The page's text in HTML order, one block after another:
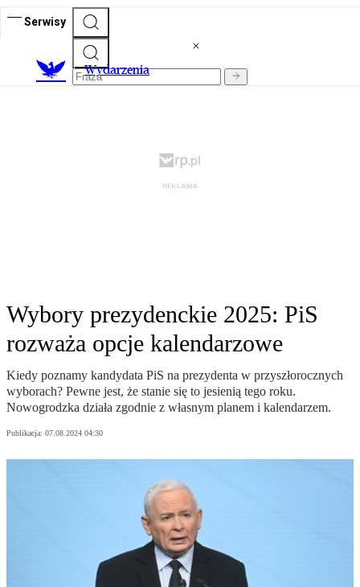
Serwisy
Wydarzenia
Wybory prezydenckie 2025: PiS
rozważa opcje kalendarzowe
Kiedy poznamy kandydata PiS na prezydenta w przyszłorocznych
wyborach? Pewne jest, że stanie się to jesienią tego roku.
Nowogrodzka działa zgodnie z własnym planem i kalendarzem.
Publikacja: 07.08.2024 04:30